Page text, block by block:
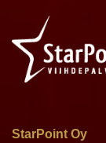
StarPoint Oy